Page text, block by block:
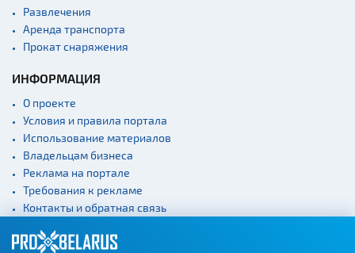
Развлечения
Аренда транспорта
Прокат снаряжения
ИНФОРМАЦИЯ
О проекте
Условия и правила портала
Использование материалов
Владельцам бизнеса
Реклама на портале
Требования к рекламе
Контакты и обратная связь